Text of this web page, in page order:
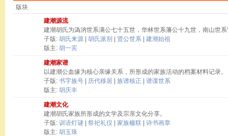
版块
建潮源流
建潮胡氏为溈汭世系满公七十五世，华林世系藩公十九世，南山世
子版: 胡氏来源 胡氏派别 贤公世系
建潮始祖
版主: 胡一宾
建潮家谱
以建潮公血缘为核心亲缘关系，所形成的家族活动的档案材料记录。
子版: 书字族号 历代移居 族谱核正
谱谍世系
版主: 胡庆丰
建潮文化
建潮胡氏家族所形成的文学及宗亲文化分享。
子版: 训语灯谜 祭祀礼仪 家族楹联
诗书画章
版主: 胡玉珠